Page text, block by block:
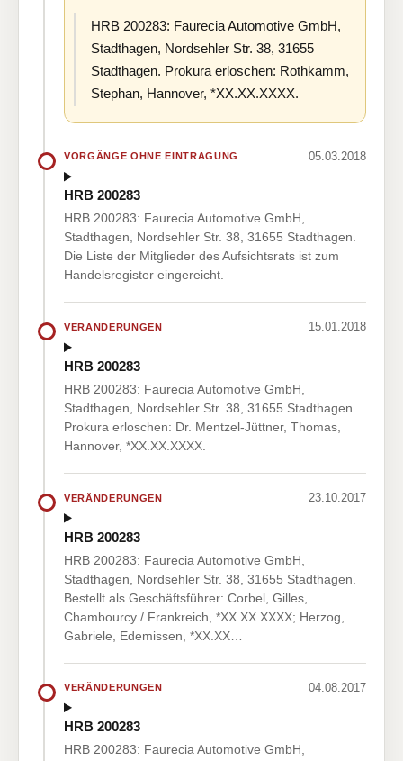
HRB 200283: Faurecia Automotive GmbH,
Stadthagen, Nordsehler Str. 38, 31655
Stadthagen. Prokura erloschen: Rothkamm,
Stephan, Hannover, *XX.XX.XXXX.
VORGÄNGE OHNE EINTRAGUNG 05.03.2018
HRB 200283
HRB 200283: Faurecia Automotive GmbH,
Stadthagen, Nordsehler Str. 38, 31655 Stadthagen.
Die Liste der Mitglieder des Aufsichtsrats ist zum
Handelsregister eingereicht.
VERÄNDERUNGEN 15.01.2018
HRB 200283
HRB 200283: Faurecia Automotive GmbH,
Stadthagen, Nordsehler Str. 38, 31655 Stadthagen.
Prokura erloschen: Dr. Mentzel-Jüttner, Thomas,
Hannover, *XX.XX.XXXX.
VERÄNDERUNGEN 23.10.2017
HRB 200283
HRB 200283: Faurecia Automotive GmbH,
Stadthagen, Nordsehler Str. 38, 31655 Stadthagen.
Bestellt als Geschäftsführer: Corbel, Gilles,
Chambourcy / Frankreich, *XX.XX.XXXX; Herzog,
Gabriele, Edemissen, *XX.XX…
VERÄNDERUNGEN 04.08.2017
HRB 200283
HRB 200283: Faurecia Automotive GmbH,